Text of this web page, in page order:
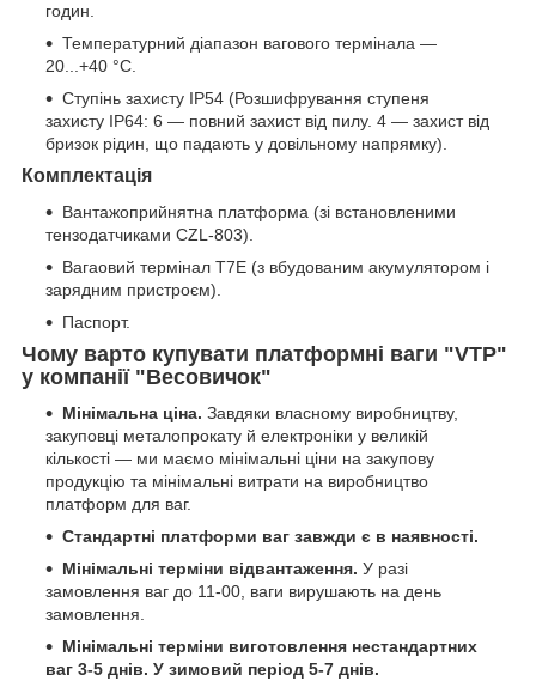
годин.
Температурний діапазон вагового термінала —
20...+40 °C.
Ступінь захисту IP54 (Розшифрування ступеня
захисту IP64: 6 — повний захист від пилу. 4 — захист від
бризок рідин, що падають у довільному напрямку).
Комплектація
Вантажоприйнятна платформа (зі встановленими
тензодатчиками CZL-803).
Вагаовий термінал T7E (з вбудованим акумулятором і
зарядним пристроєм).
Паспорт.
Чому варто купувати платформні ваги "VTP"
у компанії "Весовичок"
Мінімальна ціна. Завдяки власному виробництву,
закуповці металопрокату й електроніки у великій
кількості — ми маємо мінімальні ціни на закупову
продукцію та мінімальні витрати на виробництво
платформ для ваг.
Стандартні платформи ваг завжди є в наявності.
Мінімальні терміни відвантаження. У разі
замовлення ваг до 11-00, ваги вирушають на день
замовлення.
Мінімальні терміни виготовлення нестандартних
ваг 3-5 днів. У зимовий період 5-7 днів.